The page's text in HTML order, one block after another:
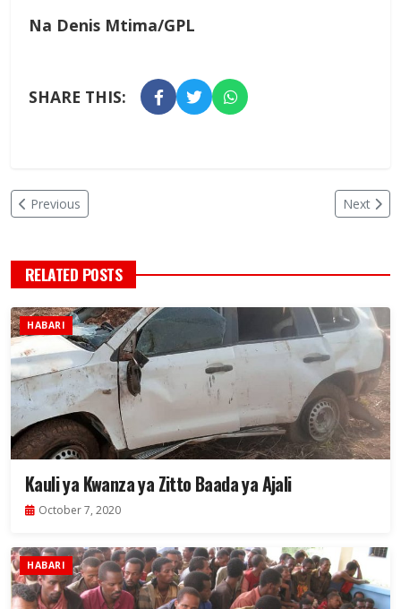
Na Denis Mtima/GPL
SHARE THIS:
Previous Next
RELATED POSTS
HABARI
Kauli ya Kwanza ya Zitto Baada ya Ajali
October 7, 2020
HABARI